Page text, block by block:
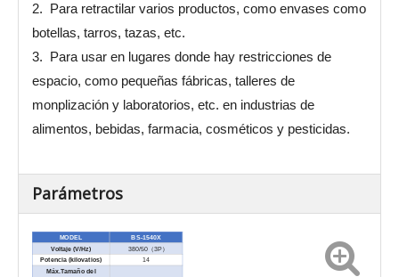
2. Para retractilar varios productos, como envases como
botellas, tarros, tazas, etc.
3. Para usar en lugares donde hay restricciones de
espacio, como pequeñas fábricas, talleres de
monplización y laboratorios, etc. en industrias de
alimentos, bebidas, farmacia, cosméticos y pesticidas.
Parámetros
MODEL BS-1540X
Voltaje (V/Hz) 380/50 （3P）
Potencia (kilovatios) 14
Máx.Tamaño del